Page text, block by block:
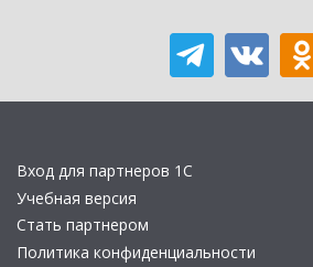
Вход для партнеров 1С
Учебная версия
Стать партнером
Политика конфиденциальности